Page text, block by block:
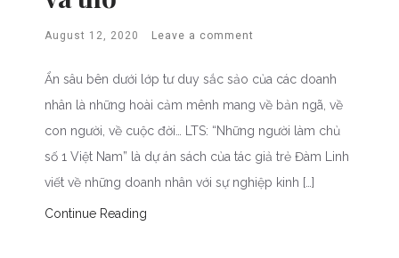
August 12, 2020 Leave a comment
Ẩn sâu bên dưới lớp tư duy sắc sảo của các doanh
nhân là những hoài cảm mênh mang về bản ngã, về
con người, về cuộc đời… LTS: “Những người làm chủ
số 1 Việt Nam” là dự án sách của tác giả trẻ Đàm Linh
viết về những doanh nhân với sự nghiệp kinh […]
Continue Reading